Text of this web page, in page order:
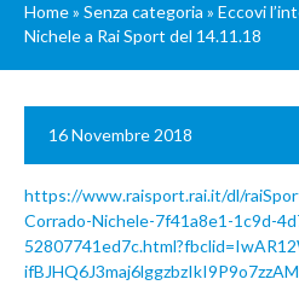
Home» Senza categoria » Eccovi
Nichele a Rai Sport del 14.11.18
16 Novembre 2018
https://www.raisport.rai.it/dl/
Corrado-Nichele-7f41a8e1-1c9d-